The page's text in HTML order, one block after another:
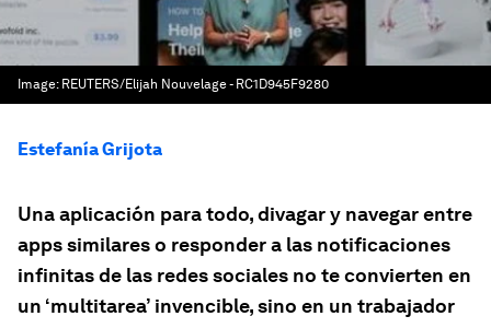
Image: REUTERS/Elijah Nouvelage - RC1D945F9280
Estefanía Grijota
Una aplicación para todo, divagar y navegar entre
apps similares o responder a las notificaciones
infinitas de las redes sociales no te convierten en
un ‘multitarea’ invencible, sino en un trabajador